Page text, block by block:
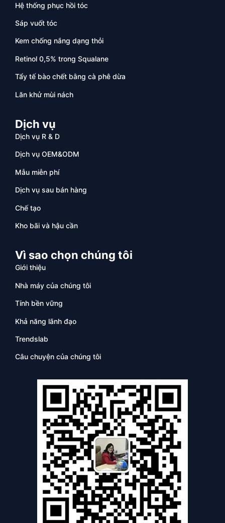
Hệ thống phục hồi tóc
Sáp vuốt tóc
Kem chống nắng dạng thỏi
Retinol 0,5% trong Squalane
Tẩy tế bào chết bằng cà phê dừa
Lăn khử mùi nách
Dịch vụ
Dịch vụ R & D
Dịch vụ OEM&ODM
Mẫu miễn phí
Dịch vụ sau bán hàng
Chế tạo
Kho bãi và hậu cần
Vì sao chọn chúng tôi
Giới thiệu
Nhà máy của chúng tôi
Tính bền vững
Khả năng lãnh đạo
Trendslab
Câu chuyện của chúng tôi